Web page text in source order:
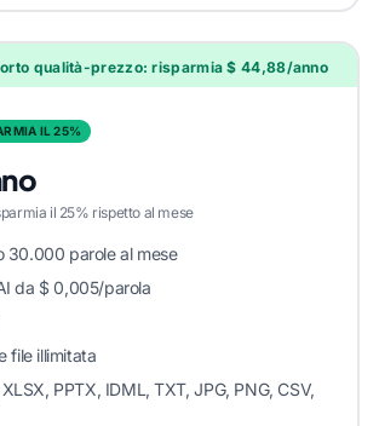
qualità-prezzo: risparmia $ 44,88/anno
IL 25%
il 25% rispetto al mese
30.000 parole al mese
da $ 0,005/parola
file illimitata
PPTX, IDML, TXT, JPG, PNG, CSV,